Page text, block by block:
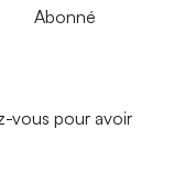
Abonné
vous pour avoir